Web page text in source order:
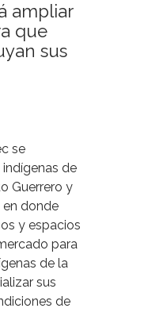
ampliar
que
sus
se
de
Guerrero y
en donde
y espacios
para
de la
sus
de